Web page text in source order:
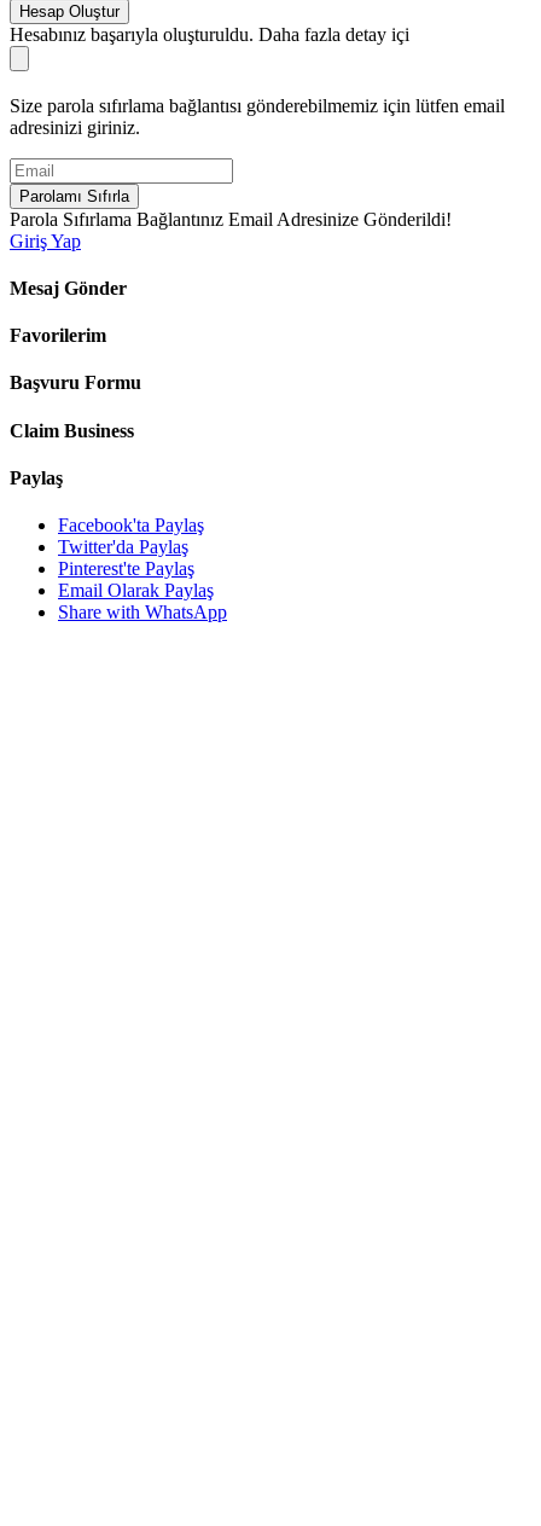
Hesap Oluştur
Hesabınız başarıyla oluşturuldu. Daha fazla detay içi
Size parola sıfırlama bağlantısı gönderebilmemiz için lütfen email
adresinizi giriniz.
Parolamı Sıfırla
Parola Sıfırlama Bağlantınız Email Adresinize Gönderildi!
Giriş Yap
Mesaj Gönder
Favorilerim
Başvuru Formu
Claim Business
Paylaş
Facebook'ta Paylaş
Twitter'da Paylaş
Pinterest'te Paylaş
Email Olarak Paylaş
Share with WhatsApp